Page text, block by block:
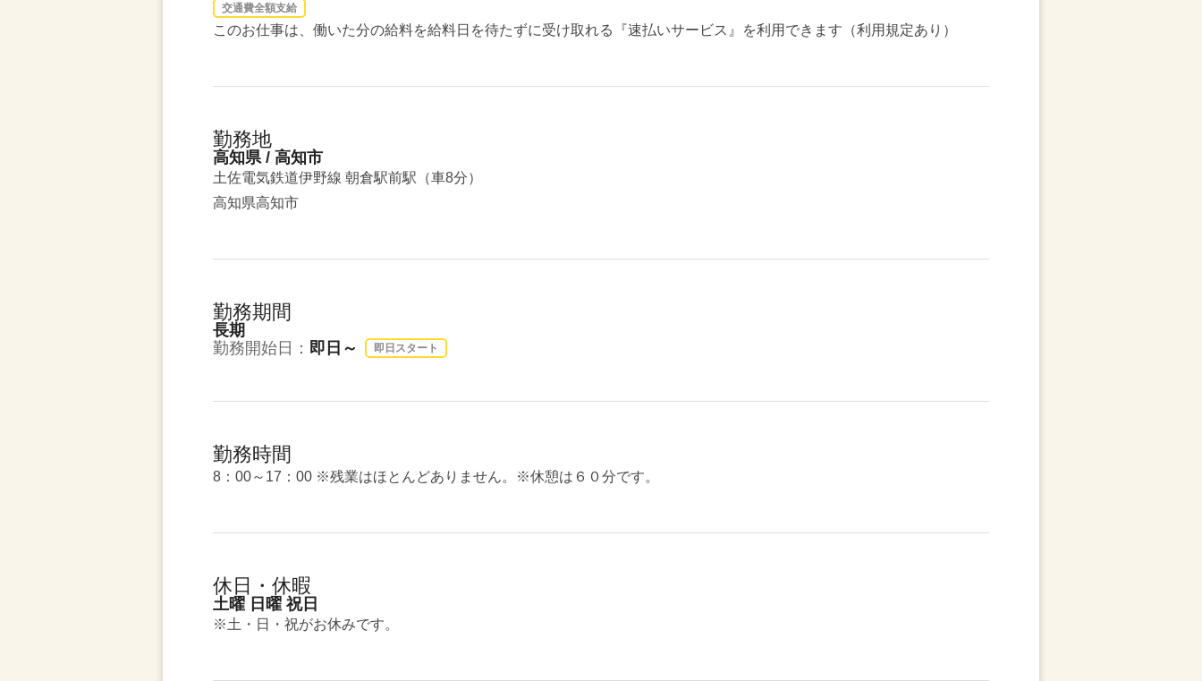
交通費全額支給
このお仕事は、働いた分の給料を給料日を待たずに受け取れる『速払いサービス』を利用できます（利用規定あり）
勤務地
高知県 / 高知市
土佐電気鉄道伊野線 朝倉駅前駅（車8分）
高知県高知市
勤務期間
長期
勤務開始日： 即日～ 即日スタート
勤務時間
8：00～17：00 ※残業はほとんどありません。※休憩は６０分です。
休日・休暇
土曜 日曜 祝日
※土・日・祝がお休みです。